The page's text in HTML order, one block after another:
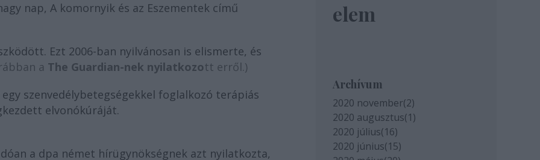
nap, A komornyik és az Eszementek című
Ezt 2006-ban nyilvánosan is elismerte, és
a The Guardian-nek nyilatkozott erről.)
szenvedélybetegségekkel foglalkozó terápiás
elvonókúráját.
a dpa német hírügynökségnek azt nyilatkozta,
elem
Archívum
2020 november(2)
2020 augusztus(1)
2020 július(16)
2020 június(15)